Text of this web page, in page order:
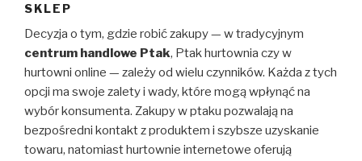
SKLEP
Decyzja o tym, gdzie robić zakupy — w tradycyjnym
centrum handlowe Ptak, Ptak hurtownia czy w
hurtowni online — zależy od wielu czynników. Każda z tych
opcji ma swoje zalety i wady, które mogą wpłynąć na
wybór konsumenta. Zakupy w ptaku pozwalają na
bezpośredni kontakt z produktem i szybsze uzyskanie
towaru, natomiast hurtownie internetowe oferują